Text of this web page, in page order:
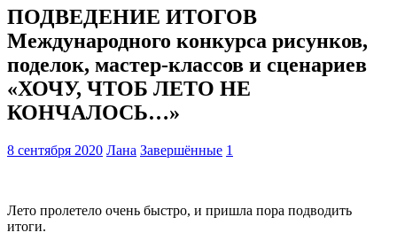
ПОДВЕДЕНИЕ ИТОГОВ
Международного конкурса рисунков,
поделок, мастер-классов и сценариев
«ХОЧУ, ЧТОБ ЛЕТО НЕ
КОНЧАЛОСЬ…»
8 сентября 2020 Лана Завершённые 1
Лето пролетело очень быстро, и пришла пора подводить
итоги.